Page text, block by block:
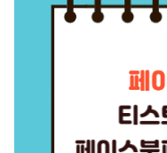
는 간단한 방법으로 해결할 수
을 하는데 다음과 같은 메세지
한참을 이상태로 유지하고..